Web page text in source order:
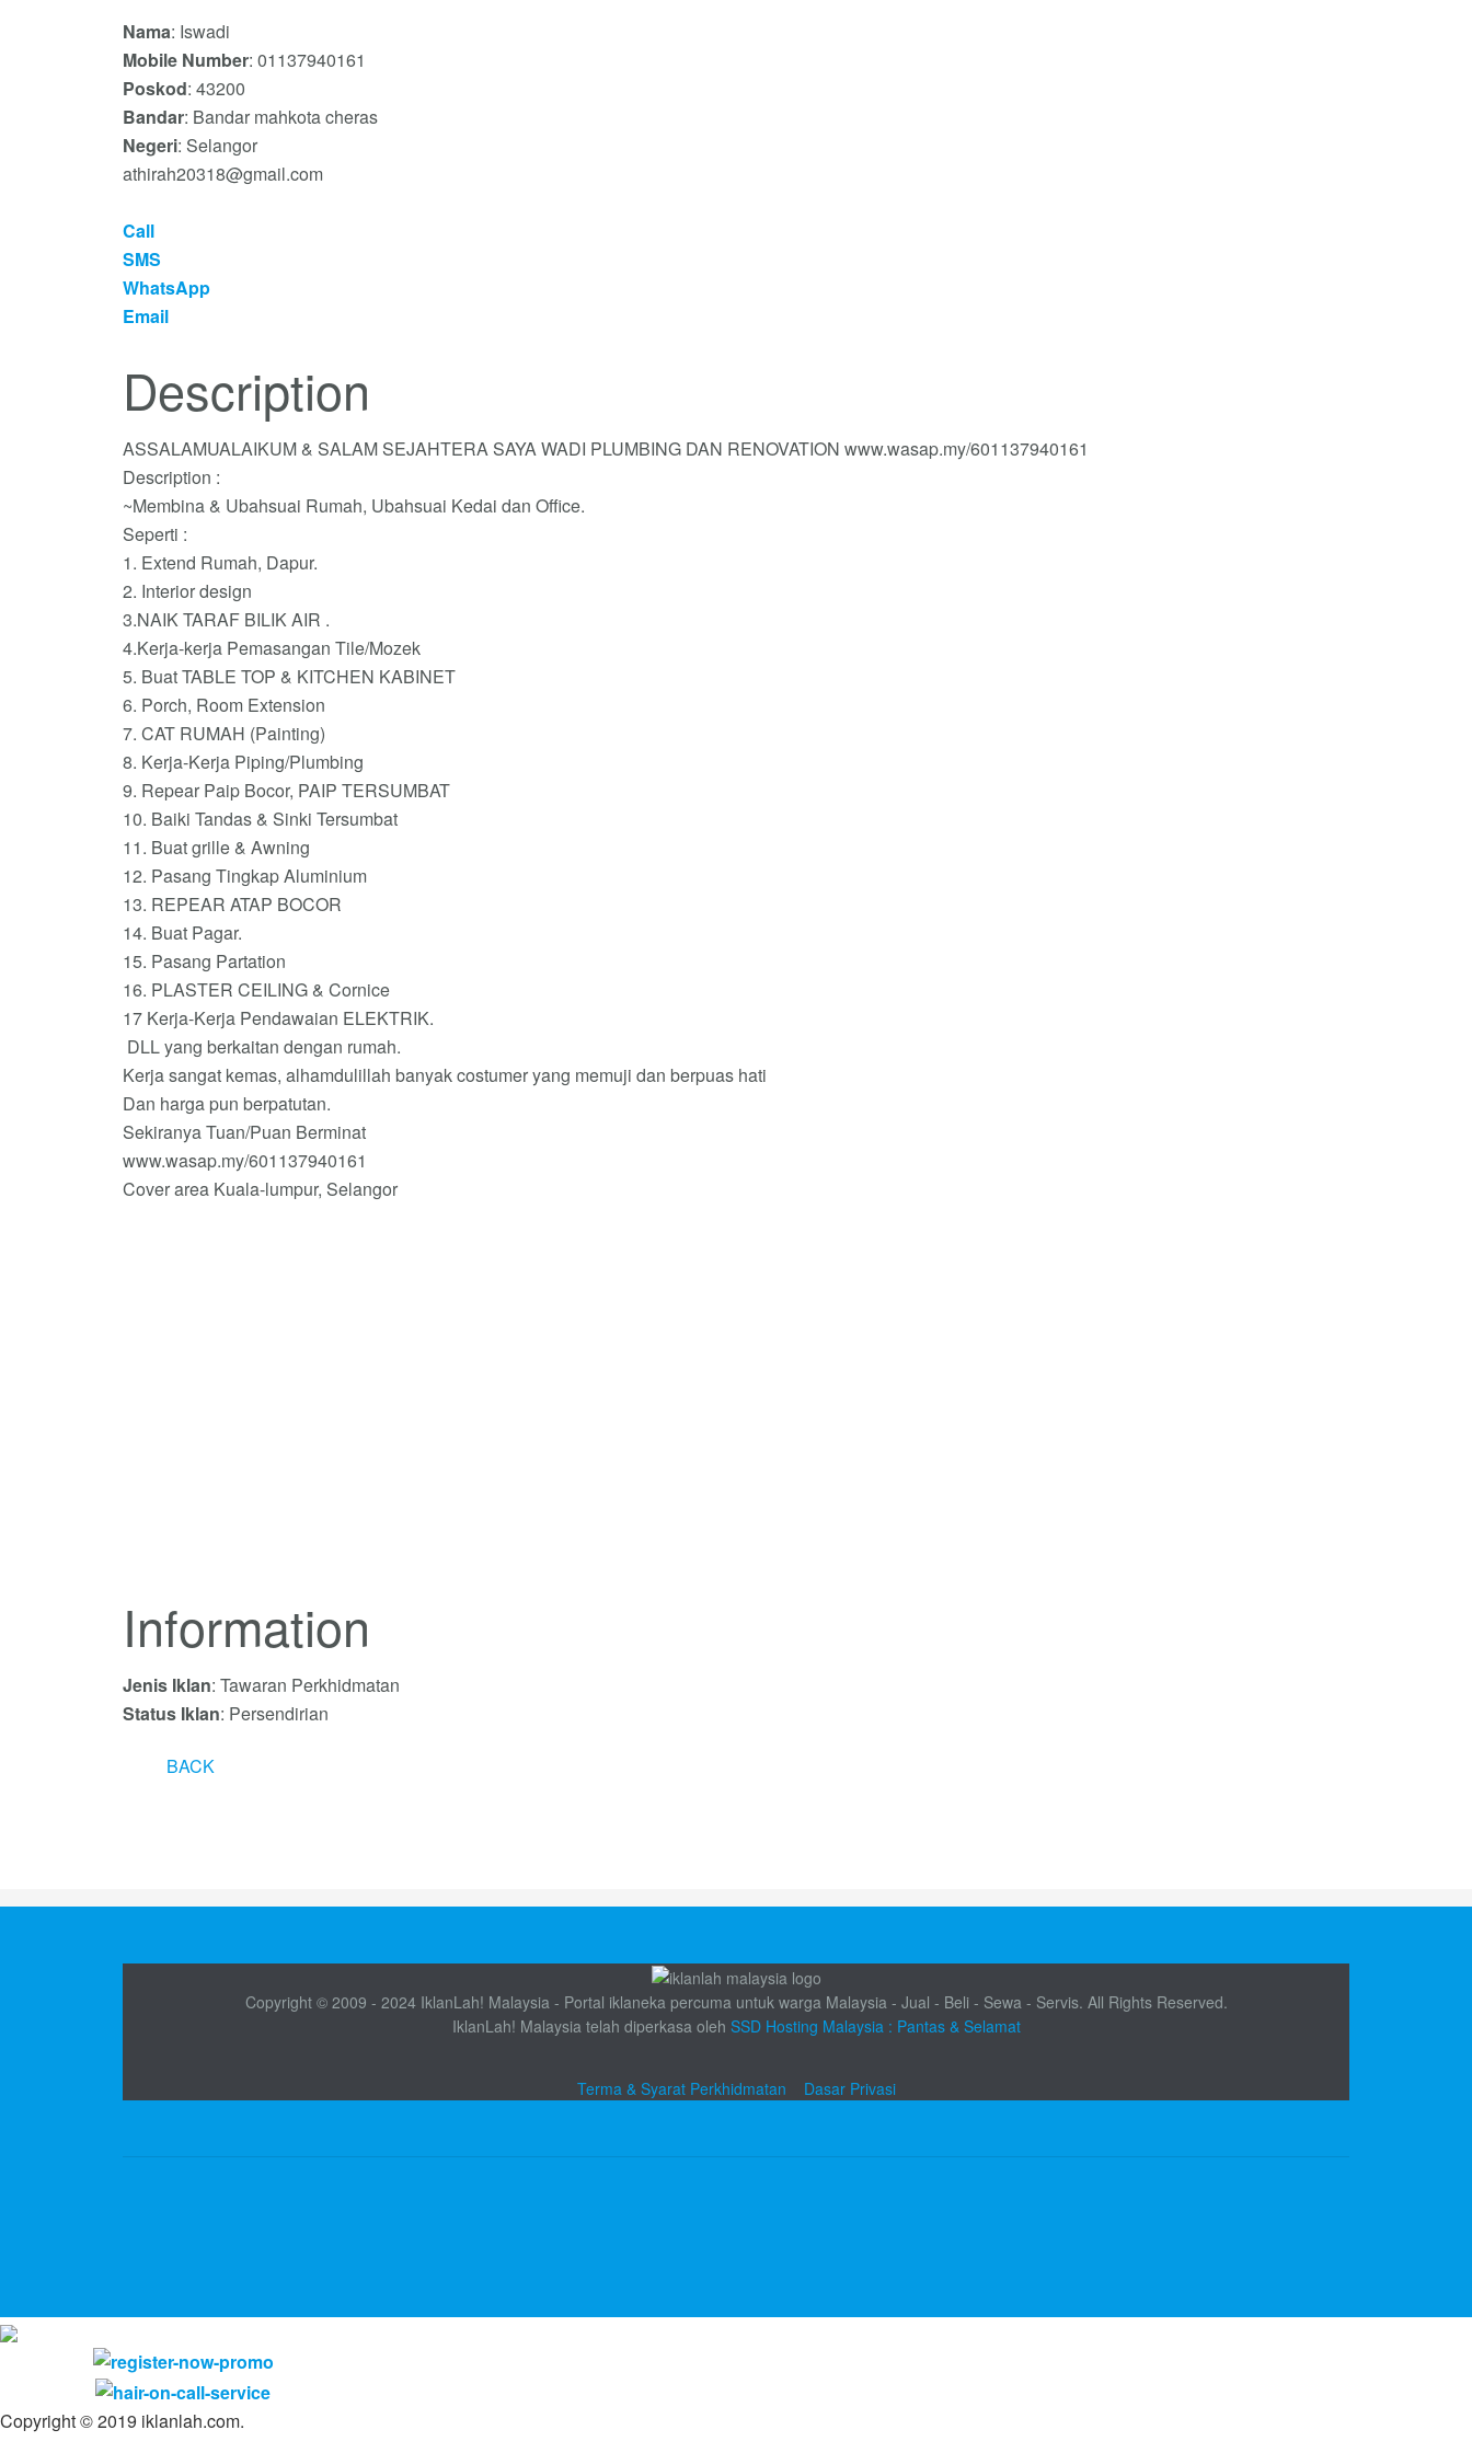
Nama: Iswadi
Mobile Number: 01137940161
Poskod: 43200
Bandar: Bandar mahkota cheras
Negeri: Selangor
athirah20318@gmail.com
Call
SMS
WhatsApp
Email
Description
ASSALAMUALAIKUM & SALAM SEJAHTERA SAYA WADI PLUMBING DAN RENOVATION www.wasap.my/601137940161
Description :
~Membina & Ubahsuai Rumah, Ubahsuai Kedai dan Office.
Seperti :
1. Extend Rumah, Dapur.
2. Interior design
3.NAIK TARAF BILIK AIR .
4.Kerja-kerja Pemasangan Tile/Mozek
5. Buat TABLE TOP & KITCHEN KABINET
6. Porch, Room Extension
7. CAT RUMAH (Painting)
8. Kerja-Kerja Piping/Plumbing
9. Repear Paip Bocor, PAIP TERSUMBAT
10. Baiki Tandas & Sinki Tersumbat
11. Buat grille & Awning
12. Pasang Tingkap Aluminium
13. REPEAR ATAP BOCOR
14.️ Buat Pagar.
15. Pasang Partation
16. PLASTER CEILING & Cornice
17 Kerja-Kerja Pendawaian ELEKTRIK.
️ DLL yang berkaitan dengan rumah.
Kerja sangat kemas, alhamdulillah banyak costumer yang memuji dan berpuas hati
Dan harga pun berpatutan.
Sekiranya Tuan/Puan Berminat
www.wasap.my/601137940161
Cover area Kuala-lumpur, Selangor
Information
Jenis Iklan: Tawaran Perkhidmatan
Status Iklan: Persendirian
BACK
Copyright © 2009 - 2024 IklanLah! Malaysia - Portal iklaneka percuma untuk warga Malaysia - Jual - Beli - Sewa - Servis. All Rights Reserved.
IklanLah! Malaysia telah diperkasa oleh SSD Hosting Malaysia : Pantas & Selamat
Terma & Syarat Perkhidmatan Dasar Privasi
Copyright © 2019 iklanlah.com.